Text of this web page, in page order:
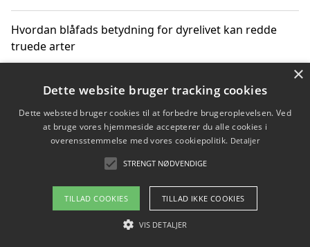
Hvordan blåfads betydning for dyrelivet kan redde
truede arter
Hvordan kan gaver til unge voksne støtte bevarelsen
Copyright 2026 - Pilanto Aps
Om / kontakt
Blog Betingelser
×
Dette website bruger tracking cookies
Dette websted bruger cookies til at forbedre brugeroplevelsen. Ved
at bruge vores hjemmeside accepterer du alle cookies i
overensstemmelse med vores cookiepolitik. Detaljer
STRENGT NØDVENDIGE
TILLAD COOKIES TILLAD IKKE COOKIES
VIS DETALJER